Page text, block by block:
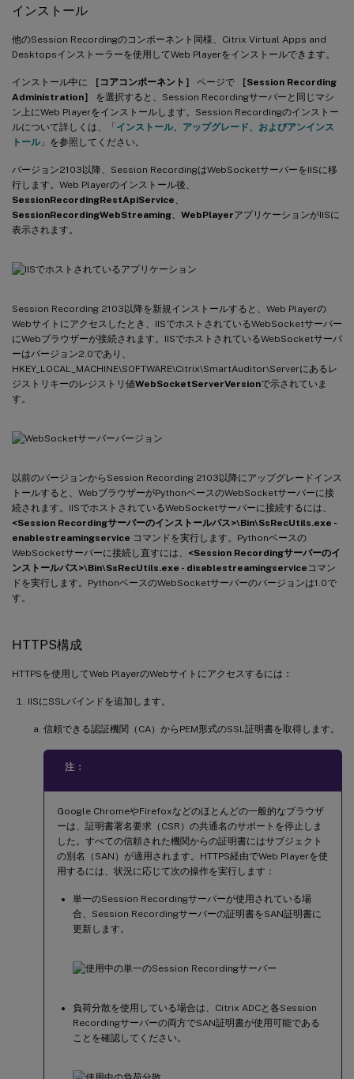
インストール
他のSession Recordingのコンポーネント同様、Citrix Virtual Apps and
Desktopsインストーラーを使用してWeb Playerをインストールできます。
インストール中に ［コアコンポーネント］ ページで
［Session Recording
Administration］
を選択すると、Session Recordingサーバーと同じマシ
ン上にWeb Playerをインストールします。Session Recordingのインストー
ルについて詳しくは、「インストール、アップグレード、およびアンインス
トール」を参照してください。
バージョン2103以降、Session RecordingはWebSocketサーバーをIISに移
行します。Web Playerのインストール後、
SessionRecordingRestApiService
SessionRecordingWebStreaming
WebPlayerアプリケーションがIISに
表示されます。
Session Recording 2103以降を新規インストールすると、Web Playerの
Webサイトにアクセスしたとき、IISでホストされているWebSocketサーバー
にWebブラウザーが接続されます。IISでホストされているWebSocketサーバ
ーはバージョン2.0であり、
HKEY_LOCAL_MACHINE\SOFTWARE\Citrix\SmartAuditor\Serverにあるレ
ジストリキーのレジストリ値WebSocketServerVersionで示されていま
す。
以前のバージョンからSession Recording 2103以降にアップグレードインス
トールすると、WebブラウザーがPythonベースのWebSocketサーバーに接
続されます。IISでホストされているWebSocketサーバーに接続するには、
<Session Recordingサーバーのインストールパス>\Bin\SsRecUtils.exe -
enablestreamingservice コマンドを実行します。Pythonベースの
WebSocketサーバーに接続し直すには、 <Session Recordingサーバーのイ
ンストールパス>\Bin\SsRecUtils.exe - disablestreamingservice コマン
ドを実行します。PythonベースのWebSocketサーバーのバージョンは1.0で
す。
HTTPS構成
HTTPSを使用してWeb PlayerのWebサイトにアクセスするには：
IISにSSLバインドを追加します。
信頼できる認証機関（CA）からPEM形式のSSL証明書を取得します。
注：
Google ChromeやFirefoxなどのほとんどの一般的なブラウザ
ーは、証明書署名要求（CSR）の共通名のサポートを停止しま
した。すべての信頼された機関からの証明書にはサブジェクト
の別名（SAN）が適用されます。HTTPS経由でWeb Playerを使
用するには、状況に応じて次の操作を実行します：
単一のSession Recordingサーバーが使用されている場
合、Session Recordingサーバーの証明書をSAN証明書に
更新します。
負荷分散を使用している場合は、Citrix ADCと各Session
Recordingサーバーの両方でSAN証明書が使用可能である
ことを確認してください。